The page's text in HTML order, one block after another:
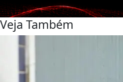
Veja Também